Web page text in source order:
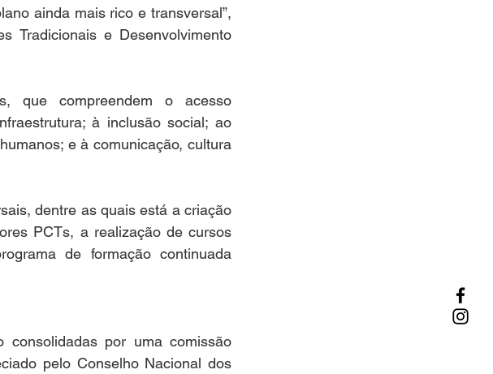
ainda mais rico e transversal”,
Tradicionais e Desenvolvimento
que compreendem o acesso
à inclusão social; ao
e à comunicação, cultura
dentre as quais está a criação
PCTs, a realização de cursos
de formação continuada
consolidadas por uma comissão
pelo Conselho Nacional dos